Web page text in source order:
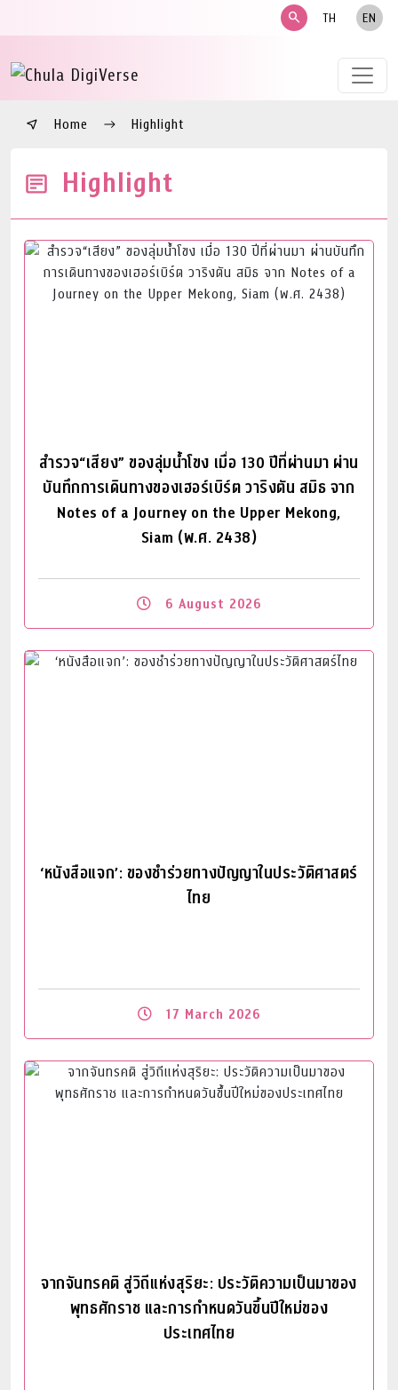
search TH EN
Home Highlight
Highlight
สำรวจ“เสียง” ของลุ่มน้ำโขง เมื่อ 130 ปีที่ผ่านมา ผ่าน
บันทึกการเดินทางของเฮอร์เบิร์ต วาริงตัน สมิธ จาก
Notes of a Journey on the Upper Mekong,
Siam (พ.ศ. 2438)
6 August 2026
Read More
‘หนังสือแจก’: ของชำร่วยทางปัญญาในประวัติศาสตร์
ไทย
17 March 2026
Read More
จากจันทรคติ สู่วิถีแห่งสุริยะ: ประวัติความเป็นมาของ
พุทธศักราช และการกำหนดวันขึ้นปีใหม่ของ
ประเทศไทย
Read More